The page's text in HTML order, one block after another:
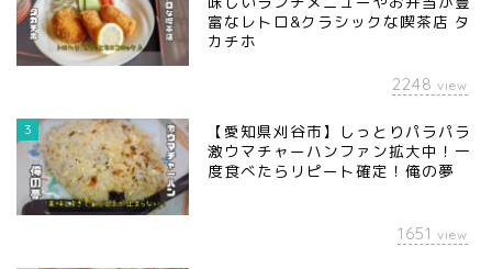
富なレトロ&クラシックな喫茶店 タ
カチホ
2248 view
3
【愛知県刈谷市】しっとりパラパラ
激ウマチャーハンファン拡大中！一
度食べたらリピート確定！俺の夢
1651 view